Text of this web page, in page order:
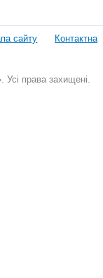
сайту
Контактна
права захищені.